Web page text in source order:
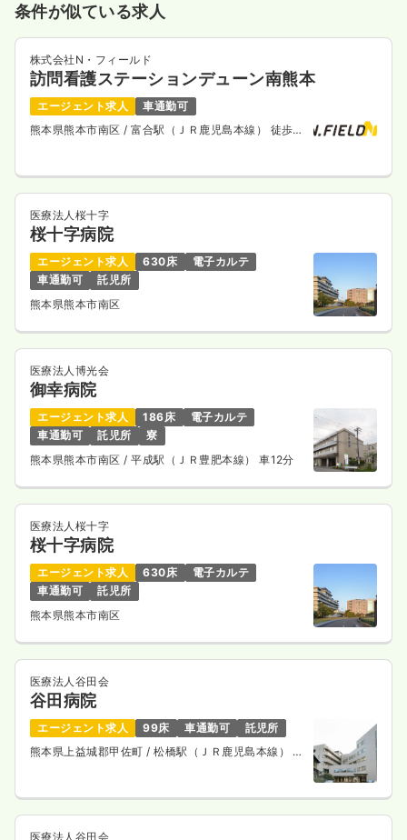
条件が似ている求人
株式会社N・フィールド
訪問看護ステーションデューン南熊本
エージェント求人
車通勤可
熊本県熊本市南区/ 富合駅（ＪＲ鹿児島本線） 徒歩
医療法人桜十字
桜十字病院
エージェント求人 630床
電子カルテ
車通勤可
託児所
熊本県熊本市南区
医療法人博光会
御幸病院
エージェント求人 186床
電子カルテ
車通勤可
託児所
寮
熊本県熊本市南区 / 平成駅（ＪＲ豊肥本線） 車12分
医療法人桜十字
桜十字病院
エージェント求人 630床
電子カルテ
車通勤可
託児所
熊本県熊本市南区
医療法人谷田会
谷田病院
エージェント求人 99床 車通勤可
託児所
熊本県上益城郡甲佐町/ 松橋駅（ＪＲ鹿児島本線） 車
医療法人谷田会